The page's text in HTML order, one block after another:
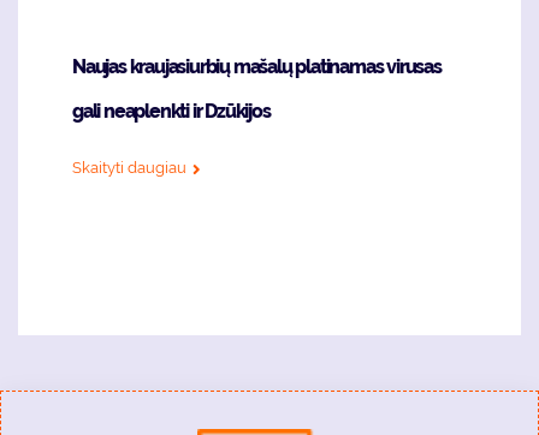
Naujas kraujasiurbių mašalų platinamas virusas
gali neaplenkti ir Dzūkijos
Skaityti daugiau